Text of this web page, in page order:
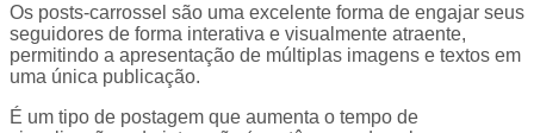
Os posts-carrossel são uma excelente forma de engajar seus
seguidores de forma interativa e visualmente atraente,
permitindo a apresentação de múltiplas imagens e textos em
uma única publicação.
É um tipo de postagem que aumenta o tempo de